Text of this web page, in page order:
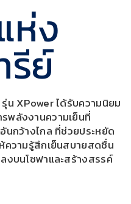
ห่ง
รีย์
น XPower ได้รับความนิยม
พลังงานความเย็นที่
นกว้างไกล ที่ช่วยประหยัด
ความรู้สึกเย็นสบายสดชื่น
งบนโซฟาและสร้างสรรค์